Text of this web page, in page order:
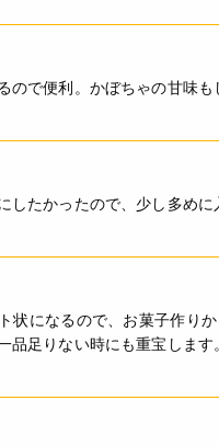
ので便利。かぼちゃの甘味も
したかったので、少し多め
状になるので、お菓子作り
足りない時にも重宝します。